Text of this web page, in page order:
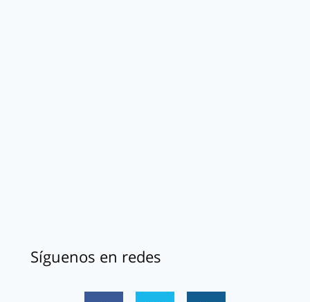
Síguenos en redes